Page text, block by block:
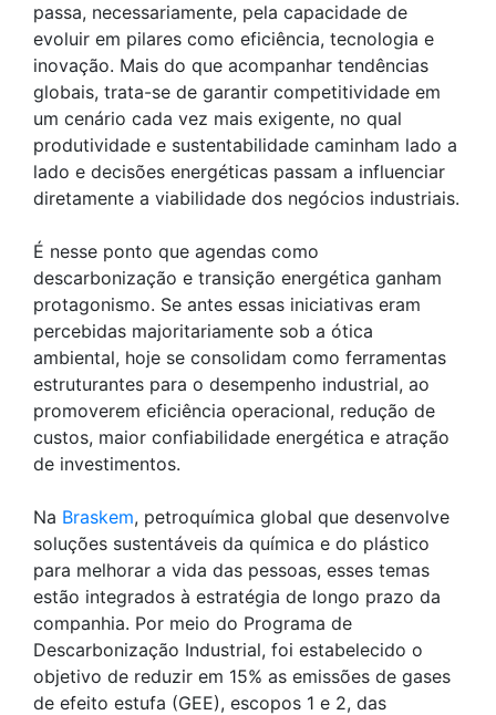
passa, necessariamente, pela capacidade de
evoluir em pilares como eficiência, tecnologia e
inovação. Mais do que acompanhar tendências
globais, trata-se de garantir competitividade em
um cenário cada vez mais exigente, no qual
produtividade e sustentabilidade caminham lado a
lado e decisões energéticas passam a influenciar
diretamente a viabilidade dos negócios industriais.
É nesse ponto que agendas como
descarbonização e transição energética ganham
protagonismo. Se antes essas iniciativas eram
percebidas majoritariamente sob a ótica
ambiental, hoje se consolidam como ferramentas
estruturantes para o desempenho industrial, ao
promoverem eficiência operacional, redução de
custos, maior confiabilidade energética e atração
de investimentos.
Na Braskem, petroquímica global que desenvolve
soluções sustentáveis da química e do plástico
para melhorar a vida das pessoas, esses temas
estão integrados à estratégia de longo prazo da
companhia. Por meio do Programa de
Descarbonização Industrial, foi estabelecido o
objetivo de reduzir em 15% as emissões de gases
de efeito estufa (GEE), escopos 1 e 2, das